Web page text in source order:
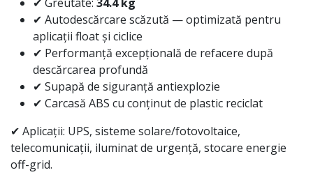
✔ Autodescărcare scăzută — optimizată pentru
aplicații float și ciclice
✔ Performanță excepțională de refacere după
descărcarea profundă
✔ Supapă de siguranță antiexplozie
✔ Carcasă ABS cu conținut de plastic reciclat
✔ Aplicații: UPS, sisteme solare/fotovoltaice,
telecomunicații, iluminat de urgență, stocare energie
off-grid.